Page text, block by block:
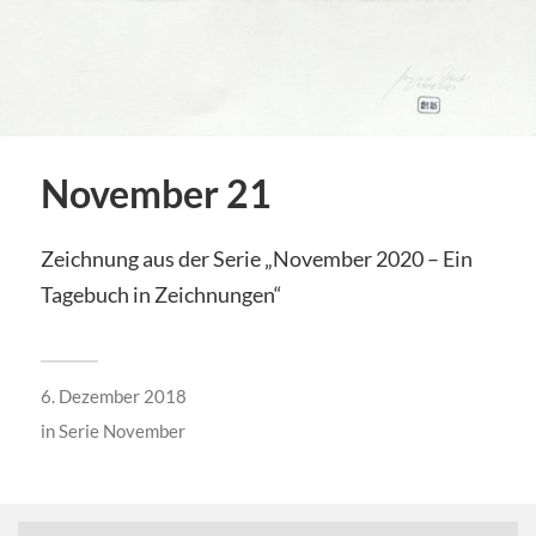
November 21
Zeichnung aus der Serie „November 2020 – Ein
Tagebuch in Zeichnungen“
6. Dezember 2018
in Serie November